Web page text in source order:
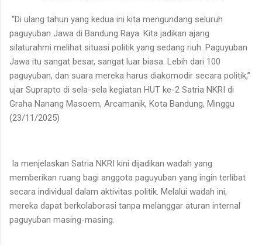
“Di ulang tahun yang kedua ini kita mengundang seluruh
paguyuban Jawa di Bandung Raya. Kita jadikan ajang
silaturahmi melihat situasi politik yang sedang riuh. Paguyuban
Jawa itu sangat besar, sangat luar biasa. Lebih dari 100
paguyuban, dan suara mereka harus diakomodir secara politik,”
ujar Suprapto di sela-sela kegiatan HUT ke-2 Satria NKRI di
Graha Nanang Masoem, Arcamanik, Kota Bandung, Minggu
(23/11/2025)
Ia menjelaskan Satria NKRI kini dijadikan wadah yang
memberikan ruang bagi anggota paguyuban yang ingin terlibat
secara individual dalam aktivitas politik. Melalui wadah ini,
mereka dapat berkolaborasi tanpa melanggar aturan internal
paguyuban masing-masing.